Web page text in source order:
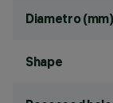
Diametro (mm)
Shape